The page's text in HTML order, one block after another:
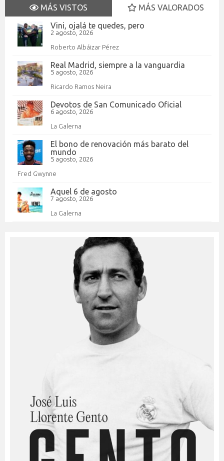
MÁS VISTOS
MÁS VALORADOS
Vini, ojalá te quedes, pero
2 agosto, 2026
Roberto Albáizar Pérez
Real Madrid, siempre a la vanguardia
5 agosto, 2026
Ricardo Ramos Neira
Devotos de San Comunicado Oficial
6 agosto, 2026
La Galerna
El bono de renovación más barato del
mundo
5 agosto, 2026
Fred Gwynne
Aquel 6 de agosto
7 agosto, 2026
La Galerna